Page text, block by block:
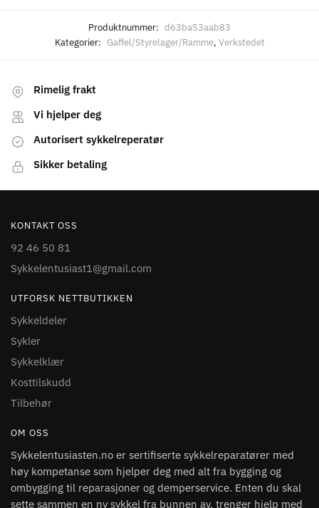
Produktnummer: d63ba53aab83
Kategorier: Gaffel/Styrelager/Ramme, Verkstedet
Rimelig frakt
Vi hjelper deg
Autorisert sykkelreperatør
Sikker betaling
KONTAKT OSS
92 46 50 81
Sykkelentusiast1@gmail.com
UTFORSK NETTBUTIKKEN
Sykkeldeler
Sykler
Sykkelklær
Kosttilskudd
Tilbehør
OM OSS
Sykkelentusiasten.no er sertifiserte sykkelreparatører med
høy kompetanse som hjelper deg med alt fra bygging og
ombygging til reparasjoner og demperservice. Enten du skal
sette sammen en ny sykkel fra bunnen av, trenger hjelp med